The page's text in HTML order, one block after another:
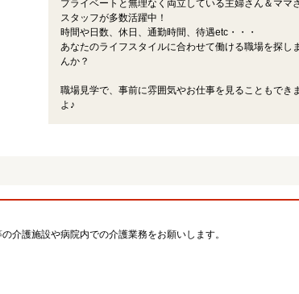
プライベートと無理なく両立している主婦さん＆ママ
スタッフが多数活躍中！
時間や日数、休日、通勤時間、待遇etc・・・
あなたのライフスタイルに合わせて働ける職場を探し
んか？
職場見学で、事前に雰囲気やお仕事を見ることもでき
よ♪
介護施設や病院内での介護業務をお願いします。